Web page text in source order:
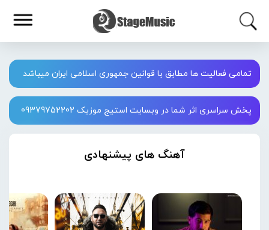
تمامی فعالیت ها مطابق با قوانین جمهوری اسلامی ایران میباشد
پخش سراسری اثر شما در وبسایت استیج موزیک 09379752202
آهنگ های پیشنهادی